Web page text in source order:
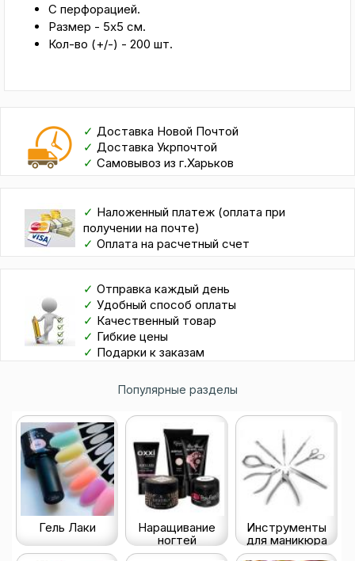
С перфорацией.
Размер - 5х5 см.
Кол-во (+/-) - 200 шт.
✓ Доставка Новой Почтой
✓ Доставка Укрпочтой
✓ Самовывоз из г.Харьков
✓ Наложенный платеж (оплата при
получении на почте)
✓ Оплата на расчетный счет
✓ Отправка каждый день
✓ Удобный способ оплаты
✓ Качественный товар
✓ Гибкие цены
✓ Подарки к заказам
Популярные разделы
Гель Лаки
Наращивание
ногтей
Инструменты
для маникюра